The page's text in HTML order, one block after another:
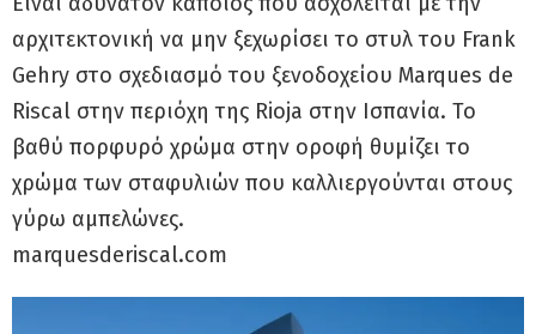
αρχιτεκτονική να μην ξεχωρίσει το στυλ του Frank
Gehry στο σχεδιασμό του ξενοδοχείου Marques de
Riscal στην περιόχη της Rioja στην Ισπανία. Το
βαθύ πορφυρό χρώμα στην οροφή θυμίζει το
χρώμα των σταφυλιών που καλλιεργούνται στους
γύρω αμπελώνες.
marquesderiscal.com